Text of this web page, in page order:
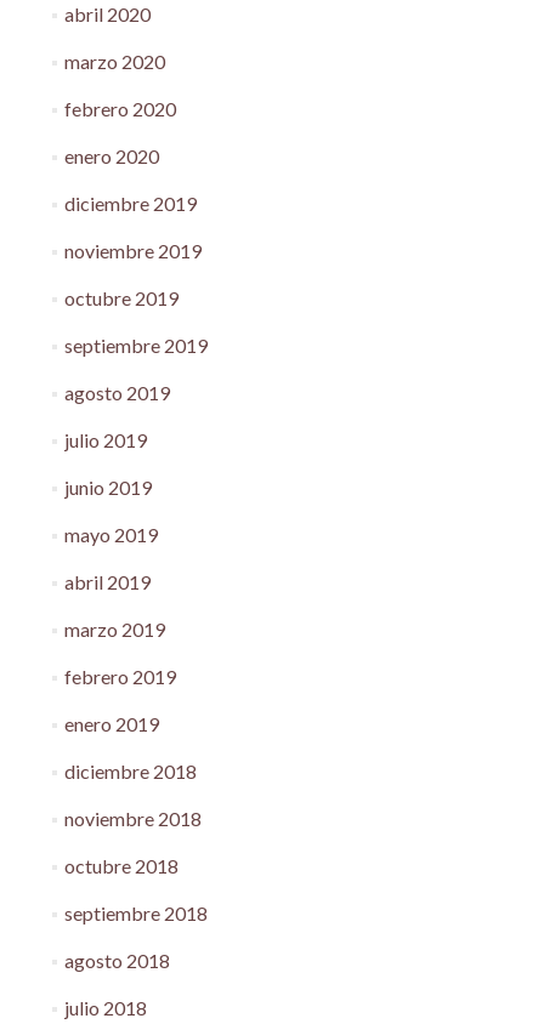
abril 2020
marzo 2020
febrero 2020
enero 2020
diciembre 2019
noviembre 2019
octubre 2019
septiembre 2019
agosto 2019
julio 2019
junio 2019
mayo 2019
abril 2019
marzo 2019
febrero 2019
enero 2019
diciembre 2018
noviembre 2018
octubre 2018
septiembre 2018
agosto 2018
julio 2018